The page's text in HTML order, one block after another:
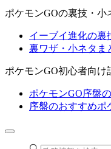
ポケモンGOの裏技・小
イーブイ進化の裏
裏ワザ・小ネタま
ポケモンGO初心者向け
ポケモンGO序盤
序盤のおすすめポ